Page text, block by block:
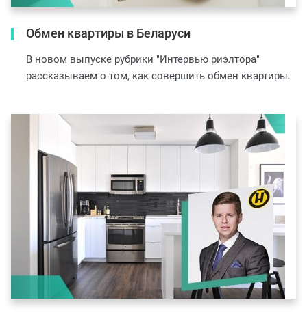
Обмен квартиры в Беларуси
В новом выпуске рубрики "Интервью риэлтора"
рассказываем о том, как совершить обмен квартиры.